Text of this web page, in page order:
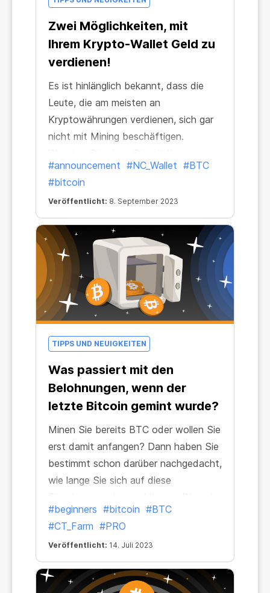
Zwei Möglichkeiten, mit
Ihrem Krypto-Wallet Geld zu
verdienen!
Es ist hinlänglich bekannt, dass die
Leute, die am meisten an
Kryptowährungen verdienen, sich gar
nicht mit Mining beschäftigen.
Krypto-Wallet viel mehr verdienen
können? Und das ganz ohne Mining
oder komplexe Transaktionen!
#announcement #NC_Wallet #BTC
#bitcoin
Veröffentlicht: 8. September 2023
TIPPS UND NEUIGKEITEN
Was passiert mit den
Belohnungen, wenn der
letzte Bitcoin gemint wurde?
Minen Sie bereits BTC oder wollen Sie
erst damit anfangen? Dann haben Sie
bestimmt schon darüber nachgedacht,
wie lange Sie sich auf diese
Nachricht ist, dass die Belohnungen
erhalten bleiben! Praktisch für immer,
auch nachdem der letzte BTC gemint
wurde.
#beginners #bitcoin #BTC
#CT_Farm #PRO
Veröffentlicht: 14. Juli 2023